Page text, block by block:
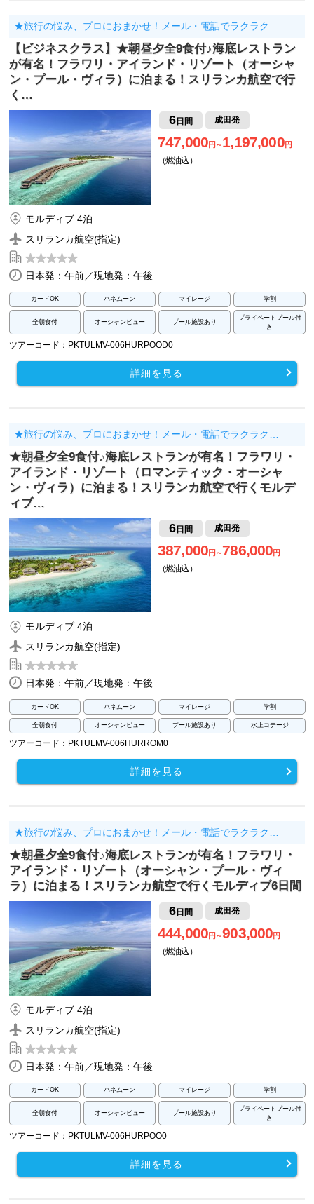
★旅行の悩み、プロにおまかせ！メール・電話でラクラク…
【ビジネスクラス】★朝昼夕全9食付♪海底レストラン
が有名！フラワリ・アイランド・リゾート（オーシャ
ン・プール・ヴィラ）に泊まる！スリランカ航空で行
く…
6日間 成田発
747,000円～1,197,000円
（燃油込）
モルディブ 4泊
スリランカ航空(指定)
日本発：午前／現地発：午後
カードOK ハネムーン マイレージ 学割
全朝食付 オーシャンビュー プール施設あり
プライベートプール付
き
ツアーコード：PKTULMV-006HURPOOD0
詳細を見る
★旅行の悩み、プロにおまかせ！メール・電話でラクラク…
★朝昼夕全9食付♪海底レストランが有名！フラワリ・
アイランド・リゾート（ロマンティック・オーシャ
ン・ヴィラ）に泊まる！スリランカ航空で行くモルデ
ィブ…
6日間 成田発
387,000円～786,000円
（燃油込）
モルディブ 4泊
スリランカ航空(指定)
日本発：午前／現地発：午後
カードOK ハネムーン マイレージ 学割
全朝食付 オーシャンビュー プール施設あり 水上コテージ
ツアーコード：PKTULMV-006HURROM0
詳細を見る
★旅行の悩み、プロにおまかせ！メール・電話でラクラク…
★朝昼夕全9食付♪海底レストランが有名！フラワリ・
アイランド・リゾート（オーシャン・プール・ヴィ
ラ）に泊まる！スリランカ航空で行くモルディブ6日間
6日間 成田発
444,000円～903,000円
（燃油込）
モルディブ 4泊
スリランカ航空(指定)
日本発：午前／現地発：午後
カードOK ハネムーン マイレージ 学割
全朝食付 オーシャンビュー プール施設あり
プライベートプール付
き
ツアーコード：PKTULMV-006HURPOO0
詳細を見る